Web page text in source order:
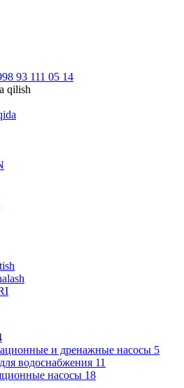
93 111 05 14
qilish
и дренажные насосы 5
водоснабжения 11
насосы 18